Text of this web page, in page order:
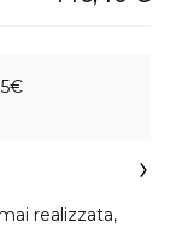
realizzata,